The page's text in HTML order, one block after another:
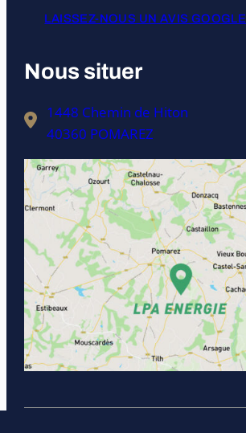
LAISSEZ-NOUS UN AVIS GOOGLE
Nous situer
1448 Chemin de Hiton
40360 POMAREZ